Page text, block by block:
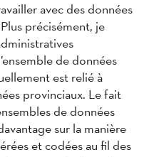
avec des données
précisément, je
de données
est relié à
provinciaux. Le fait
de données
sur la manière
et codées au fil des